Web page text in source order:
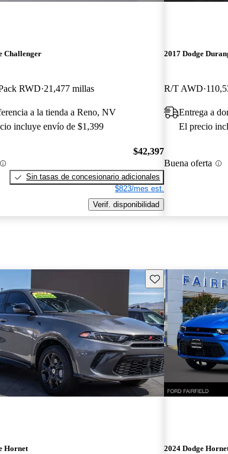
Challenger
RWD 21,477 millas
a la tienda a Reno, NV
incluye envío de $1,399
$42,397
Sin tasas de concesionario adicionales
$823/mes est.
Verif. disponibilidad
2017 Dodge
R/T AWD
Entrega a
El precio
Buena oferta
Guarda este Aviso
Hornet 2024 Dodge